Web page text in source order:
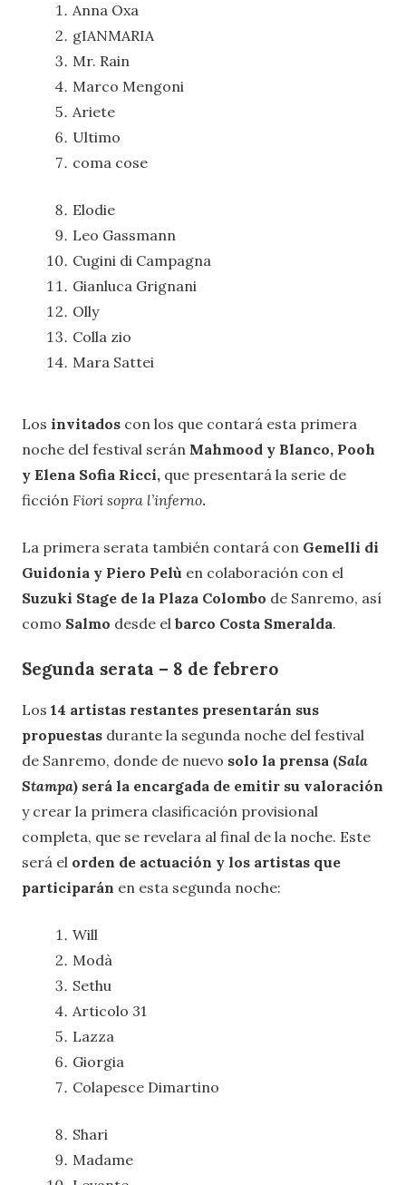
Anna Oxa
gIANMARIA
Mr. Rain
Marco Mengoni
Ariete
Ultimo
coma cose
Elodie
Leo Gassmann
Cugini di Campagna
Gianluca Grignani
Olly
Colla zio
Mara Sattei
Los invitados con los que contará esta primera
noche del festival serán Mahmood y Blanco, Pooh
y Elena Sofia Ricci, que presentará la serie de
ficción Fiori sopra l’inferno.
La primera serata también contará con Gemelli di
Guidonia y Piero Pelù en colaboración con el
Suzuki Stage de la Plaza Colombo de Sanremo, así
como Salmo desde el barco Costa Smeralda.
Segunda serata – 8 de febrero
Los 14 artistas restantes presentarán sus
propuestas durante la segunda noche del festival
de Sanremo, donde de nuevo solo la prensa (Sala
Stampa) será la encargada de emitir su valoración
y crear la primera clasificación provisional
completa, que se revelara al final de la noche. Este
será el orden de actuación y los artistas que
participarán en esta segunda noche:
Will
Modà
Sethu
Articolo 31
Lazza
Giorgia
Colapesce Dimartino
Shari
Madame